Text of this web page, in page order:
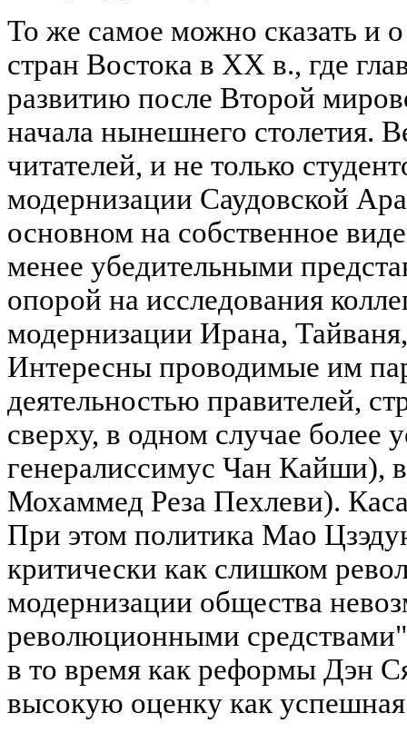
То же самое можно сказать и
стран Востока в XX в., где
развитию после Второй
начала нынешнего столетия.
читателей, и не только
модернизации Саудовской
основном на собственное
менее убедительными
опорой на исследования
модернизации Ирана,
Интересны проводимые им
деятельностью правителей,
сверху, в одном случае
генералиссимус Чан Кайши),
Мохаммед Реза Пехлеви).
При этом политика Мао
критически как слишком
модернизации общества
революционными
в то время как реформы Дэн
высокую оценку как